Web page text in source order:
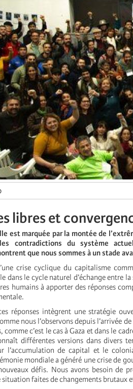
libres et
est marquée par la montée de
contradictions du système
que nous sommes à un stade
crise cyclique du capitalisme
dans le cycle naturel d’échange entre
humains à apporter des réponses
réponses intègrent une stratégie
nous l’observons depuis l’arrivée
comme c’est le cas à Gaza et dans le
différentes versions dans divers
l’accumulation de capital et le
mondiale a généré une crise de
défis. Nous avons besoin de
faites de changements brutaux